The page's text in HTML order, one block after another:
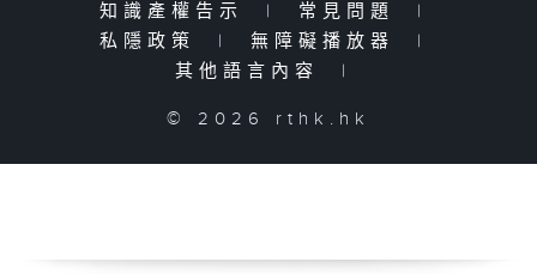
知識產權告示
| 常見問題
|
私隱政策
| 無障礙播放器
|
其他語言內容
|
© 2026 rthk.hk